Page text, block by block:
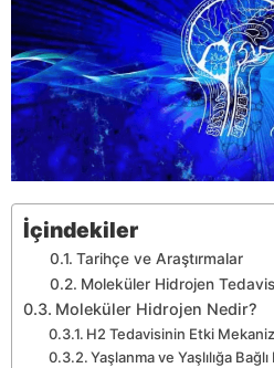
İçindekiler
Tarihçe ve Araştırmalar
Moleküler Hidrojen
Moleküler Hidrojen Nedir?
H2 Tedavisinin Etki
Yaşlanma ve Yaşlılığa